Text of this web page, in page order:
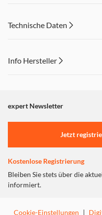
Technische Daten
Info Hersteller
"Marketing".
Einstellungen anpassen
expert Newsletter
Jetzt
Kostenlose Registrierung
Bleiben Sie stets über die
informiert.
Cookie-Einstellungen |